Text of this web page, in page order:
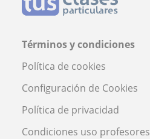
Términos y condiciones
Política de cookies
Configuración de Cookies
Política de privacidad
Condiciones uso profesores